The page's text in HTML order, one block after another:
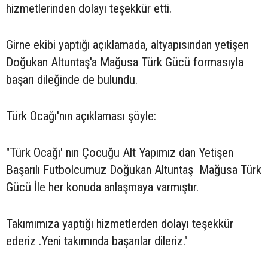
hizmetlerinden dolayı teşekkür etti.
Girne ekibi yaptığı açıklamada, altyapısından yetişen
Doğukan Altuntaş'a Mağusa Türk Gücü formasıyla
başarı dileğinde de bulundu.
Türk Ocağı'nın açıklaması şöyle:
"Türk Ocağı' nın Çocuğu Alt Yapımız dan Yetişen
Başarılı Futbolcumuz Doğukan Altuntaş Mağusa Türk
Gücü İle her konuda anlaşmaya varmıştır.
Takımımıza yaptığı hizmetlerden dolayı teşekkür
ederiz .Yeni takımında başarılar dileriz."